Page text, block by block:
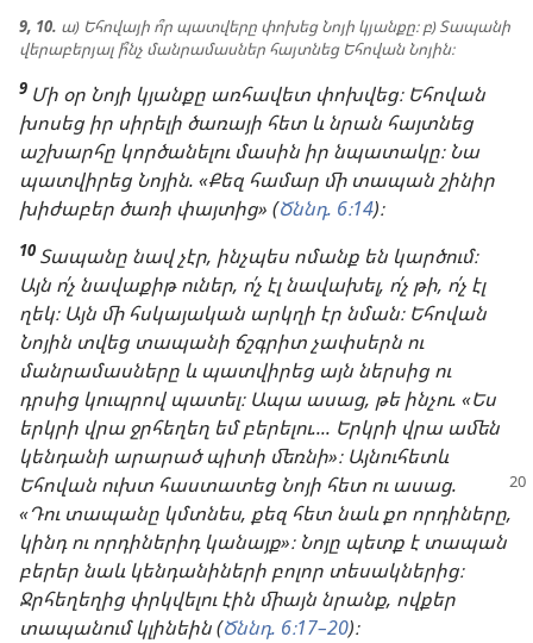
9, 10. ա) Եհովայի ո՞ր պատվերը փոխեց Նոյի կյանքը։ բ) Տապանի
վերաբերյալ ի՞նչ մանրամասներ հայտնեց Եհովան Նոյին։
9 Մի օր Նոյի կյանքը առհավետ փոխվեց։ Եհովան
խոսեց իր սիրելի ծառայի հետ և նրան հայտնեց
աշխարհը կործանելու մասին իր նպատակը։ Նա
պատվիրեց Նոյին. «Քեզ համար մի տապան շինիր
խիժաբեր ծառի փայտից» (Ծննդ. 6։14)։
10 Տապանը նավ չէր, ինչպես ոմանք են կարծում։
Այն ո՛չ նավաքիթ ուներ, ո՛չ էլ նավախել, ո՛չ թի, ո՛չ էլ
ղեկ։ Այն մի հսկայական արկղի էր նման։ Եհովան
Նոյին տվեց տապանի ճշգրիտ չափսերն ու
մանրամասները և պատվիրեց այն ներսից ու
դրսից կուպրով պատել։ Ապա ասաց, թե ինչու. «Ես
երկրի վրա ջրհեղեղ եմ բերելու.... Երկրի վրա ամեն
կենդանի արարած պիտի մեռնի»։ Այնուհետև
Եհովան ուխտ հաստատեց Նոյի հետ ու ասաց.
«Դու տապանը կմտնես, քեզ հետ նաև քո որդիները,
կինդ ու որդիներիդ կանայք»։ Նոյը պետք է տապան
բերեր նաև կենդանիների բոլոր տեսակներից։
Ջրհեղեղից փրկվելու էին միայն նրանք, ովքեր
տապանում կլինեին (Ծննդ. 6։17–20)։